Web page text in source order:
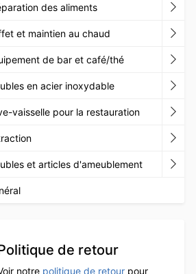
des aliments
et maintien au chaud
de bar et café/thé
en acier inoxydable
vaisselle pour la restauration
et articles d'ameublement
de retour
notre politique de retour pour